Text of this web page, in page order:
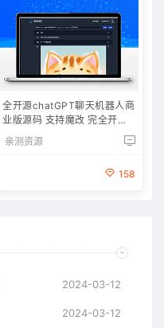
全开源chatGPT聊天机器人商
业版源码 支持魔改 完全开放
源代码
亲测资源
158
2024-03-12
2024-03-12